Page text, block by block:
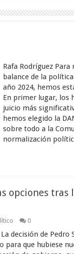
Rafa Rodríguez
balance de la
año 2024, hemos
En primer lugar, los
juicio más
hemos elegido la
sobre todo a la
normalización
opciones tras
0
decisión de Pedro
para que hubiese